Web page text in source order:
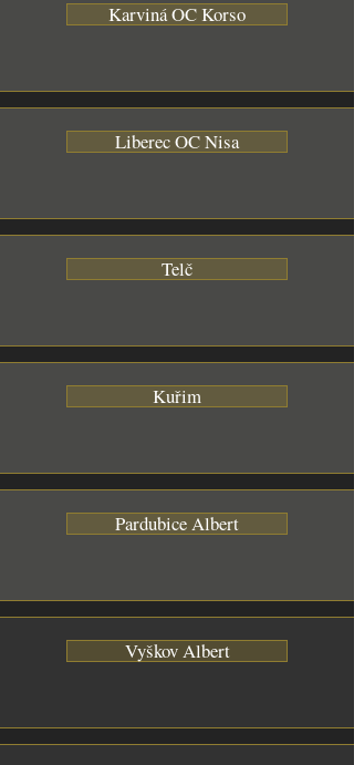
Karviná OC Korso
Liberec OC Nisa
Telč
Kuřim
Pardubice Albert
Vyškov Albert